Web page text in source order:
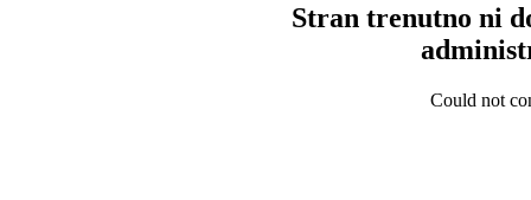
Stran trenutno ni
Could not